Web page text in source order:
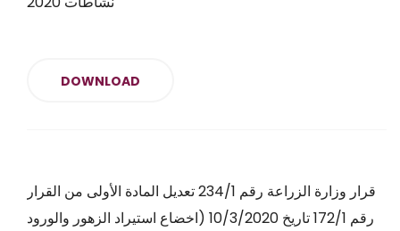
DOWNLOAD
قرار وزارة الزراعة رقم 234/1 تعديل المادة الأولى من القرار
رقم 172/1 تاريخ 10/3/2020 (اخضاع استيراد الزهور والورود